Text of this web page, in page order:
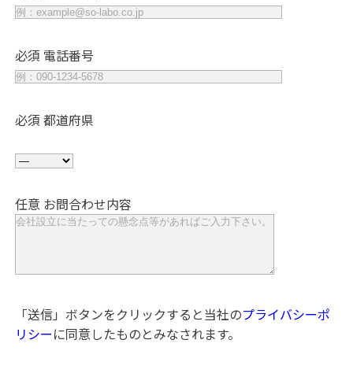
必須 電話番号
必須 都道府県
任意 お問合わせ内容
「送信」ボタンをクリックすると当社のプライバシーポ
リシーに同意したものとみなされます。